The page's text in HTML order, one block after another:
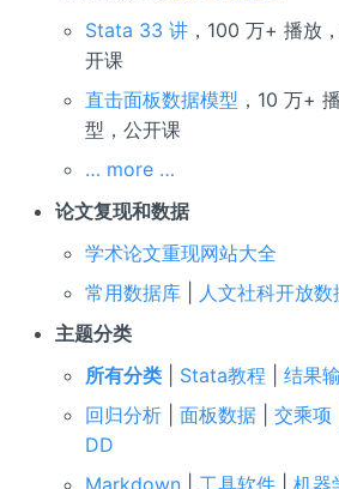
Stata 33 讲 ，100 万+ 播放
开课
直击面板数据模型 ，10 万+
型，公开课
… more …
论文复现和数据
学术论文重现网站大全
常用数据库
人文社科开放数
主题分类
所有分类
Stata教程 |结果
回归分析 |面板数据 |交乘项
DD
Markdown
工具软件 |机器